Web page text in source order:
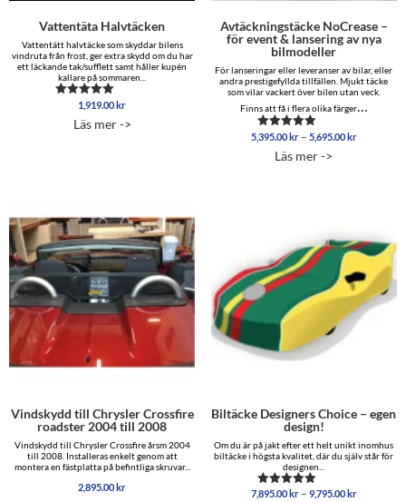
Vattentäta Halvtäcken
Vattentätt halvtäcke som skyddar bilens
vindruta från frost, ger extra skydd om du har
ett läckande tak/sufflett samt håller kupén
kallare på sommaren...
Betygsatt
av 5
1,919.00 kr
Läs mer ->
Avtäckningstäcke NoCrease –
för event & lansering av nya
bilmodeller
För lanseringar eller leveranser av bilar, eller
andra prestigefyllda tillfällen. Mjukt täcke
som vilar vackert över bilen utan veck.
Finns att få i flera olika färger…
Betygsatt
av 5
5,395.00 kr – 5,695.00 kr
Läs mer ->
Vindskydd till Chrysler Crossfire
roadster 2004 till 2008
Vindskydd till Chrysler Crossfire årsm 2004
till 2008. Installeras enkelt genom att
montera en fästplatta på befintliga skruvar...
2,895.00kr
Biltäcke Designers Choice – egen
design!
Om du är på jakt efter ett helt unikt inomhus
biltäcke i högsta kvalitet, där du själv står för
designen...
Betygsatt
7,895.00 kr – 9,795.00 kr